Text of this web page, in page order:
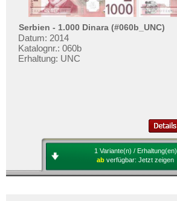
Serbien - 1.000 Dinara (#060b_UNC)
Datum: 2014
Katalognr.: 060b
Erhaltung: UNC
1 Variante(n) / Erhaltung(en)
ab verfügbar: Jetzt zeigen